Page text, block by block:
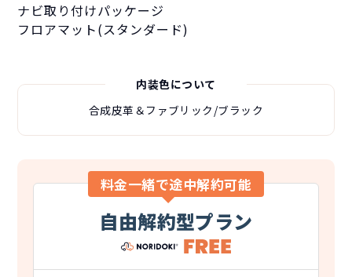
ナビ取り付けパッケージ
フロアマット(スタンダード)
内装色について
合成皮革＆ファブリック/ブラック
料金一緒で途中解約可能
自由解約型プラン